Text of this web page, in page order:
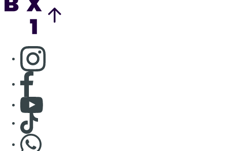
S'abonner à notre newsletter
Connaître BX1
Publicité
Offres d'emploi
Contact
Mentions légales
Politique de cookies (UE)
Gérer les cookies